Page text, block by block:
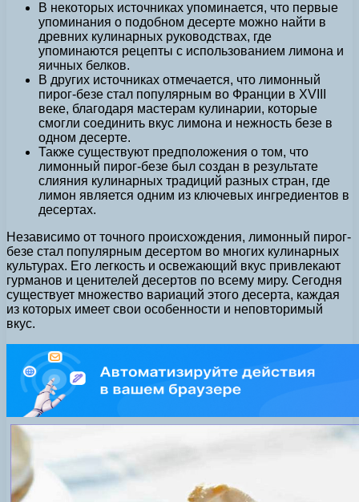
В некоторых источниках упоминается, что первые
упоминания о подобном десерте можно найти в
древних кулинарных руководствах, где
упоминаются рецепты с использованием лимона и
яичных белков.
В других источниках отмечается, что лимонный
пирог-безе стал популярным во Франции в XVIII
веке, благодаря мастерам кулинарии, которые
смогли соединить вкус лимона и нежность безе в
одном десерте.
Также существуют предположения о том, что
лимонный пирог-безе был создан в результате
слияния кулинарных традиций разных стран, где
лимон является одним из ключевых ингредиентов в
десертах.
Независимо от точного происхождения, лимонный пирог-
безе стал популярным десертом во многих кулинарных
культурах. Его легкость и освежающий вкус привлекают
гурманов и ценителей десертов по всему миру. Сегодня
существует множество вариаций этого десерта, каждая
из которых имеет свои особенности и неповторимый
вкус.